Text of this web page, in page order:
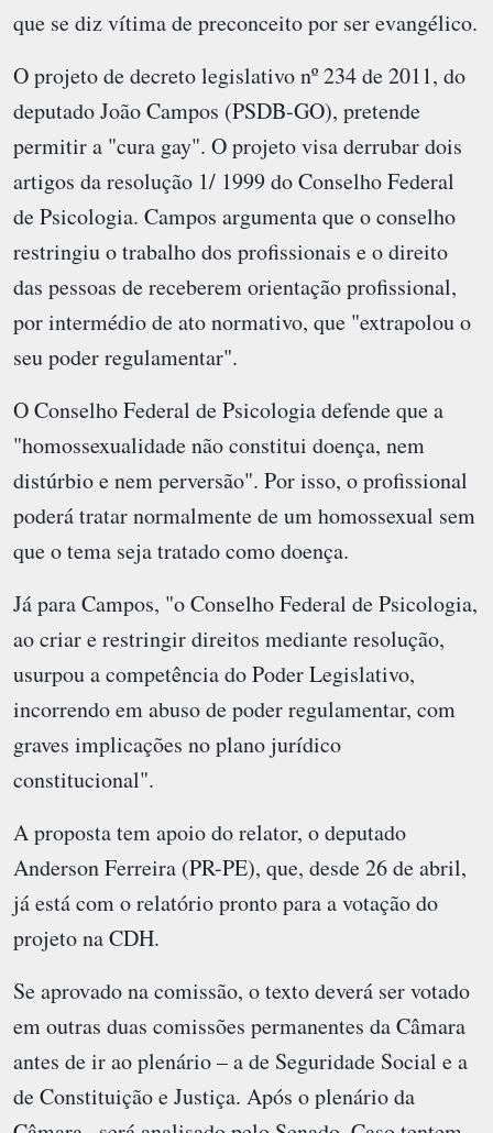
que se diz vítima de preconceito por ser evangélico.
O projeto de decreto legislativo nº 234 de 2011, do
deputado João Campos (PSDB-GO), pretende
permitir a "cura gay". O projeto visa derrubar dois
artigos da resolução 1/ 1999 do Conselho Federal
de Psicologia. Campos argumenta que o conselho
restringiu o trabalho dos profissionais e o direito
das pessoas de receberem orientação profissional,
por intermédio de ato normativo, que "extrapolou o
seu poder regulamentar".
O Conselho Federal de Psicologia defende que a
"homossexualidade não constitui doença, nem
distúrbio e nem perversão". Por isso, o profissional
poderá tratar normalmente de um homossexual sem
que o tema seja tratado como doença.
Já para Campos, "o Conselho Federal de Psicologia,
ao criar e restringir direitos mediante resolução,
usurpou a competência do Poder Legislativo,
incorrendo em abuso de poder regulamentar, com
graves implicações no plano jurídico
constitucional".
A proposta tem apoio do relator, o deputado
Anderson Ferreira (PR-PE), que, desde 26 de abril,
já está com o relatório pronto para a votação do
projeto na CDH.
Se aprovado na comissão, o texto deverá ser votado
em outras duas comissões permanentes da Câmara
antes de ir ao plenário – a de Seguridade Social e a
de Constituição e Justiça. Após o plenário da